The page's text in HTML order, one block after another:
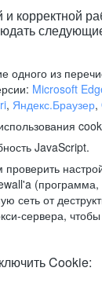
корректной
одного из
Microsoft
, Яндекс.Браузер,
JavaScript.
сеть от
сервера,
Cookie: